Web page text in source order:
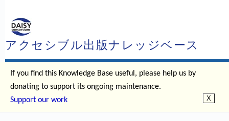
アクセシブル出版ナレッジベース
If you find this Knowledge Base useful, please help us by
donating to support its ongoing maintenance.
Support our work